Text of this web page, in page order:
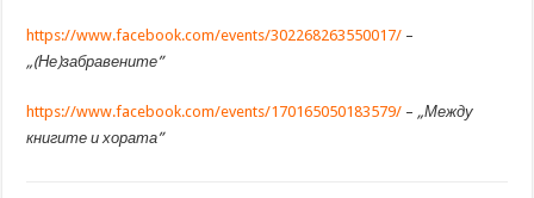
https://www.facebook.com/events/302268263550017/ –
„(Не)забравените”
https://www.facebook.com/events/170165050183579/ – „Между
книгите и хората”